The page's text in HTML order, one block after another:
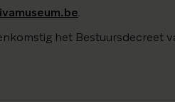
.
het Bestuursdecreet